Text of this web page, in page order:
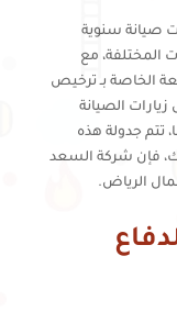
صيانة سنوية
المختلفة، مع
الخاصة بـ ترخيص
الصيانة
تتم جدولة هذه
فإن شركة السعد
الرياض.